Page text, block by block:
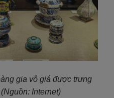
gia vô giá được trưng
(Nguồn: Internet)